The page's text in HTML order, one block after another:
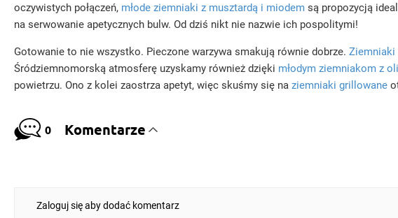
oczywistych połączeń, młode ziemniaki z musztardą i miodem są propozycją
na serwowanie apetycznych bulw. Od dziś nikt nie nazwie ich pospolitymi!
Gotowanie to nie wszystko. Pieczone warzywa smakują równie dobrze. Ziemniaki
Śródziemnomorską atmosferę uzyskamy również dzięki młodym ziemniakom z
powietrzu. Ono z kolei zaostrza apetyt, więc skuśmy się na ziemniaki grillowane
0 Komentarze
Zaloguj się aby dodać komentarz